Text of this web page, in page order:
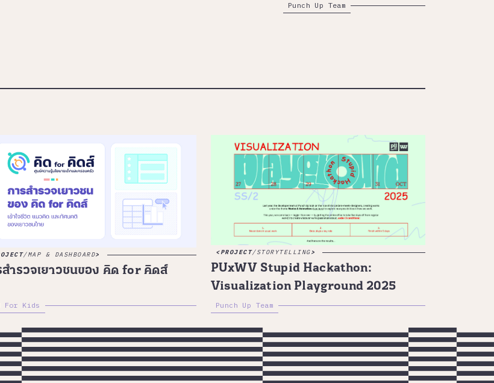
/MAP & DASHBOARD
สำรวจเยาวชนของ คิด for คิดส์
For Kids
PROJECT/STORYTELLING
PUxWV Stupid Hackathon:
Visualization Playground 2025
Punch Up Team
Punch Up Team